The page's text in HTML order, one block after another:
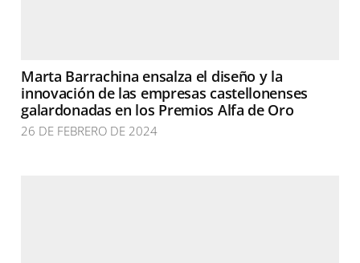
Marta Barrachina ensalza el diseño y la
innovación de las empresas castellonenses
galardonadas en los Premios Alfa de Oro
26 DE FEBRERO DE 2024